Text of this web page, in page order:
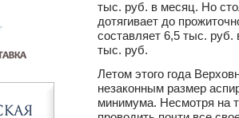
тыс. руб. в месяц. Но
дотягивает до
составляет 6,5 тыс. руб.
тыс. руб.
Летом этого года
незаконным размер
минимума. Несмотря на